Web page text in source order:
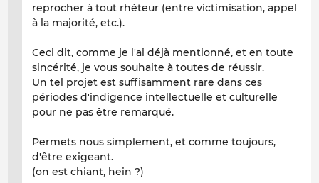
reprocher à tout rhéteur (entre victimisation, appel
à la majorité, etc.).
Ceci dit, comme je l'ai déjà mentionné, et en toute
sincérité, je vous souhaite à toutes de réussir.
Un tel projet est suffisamment rare dans ces
périodes d'indigence intellectuelle et culturelle
pour ne pas être remarqué.
Permets nous simplement, et comme toujours,
d'être exigeant.
(on est chiant, hein ?)